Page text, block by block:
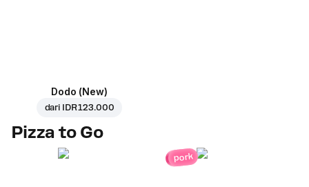
Dodo (New)
dari IDR 123.000
Pizza to Go
pork